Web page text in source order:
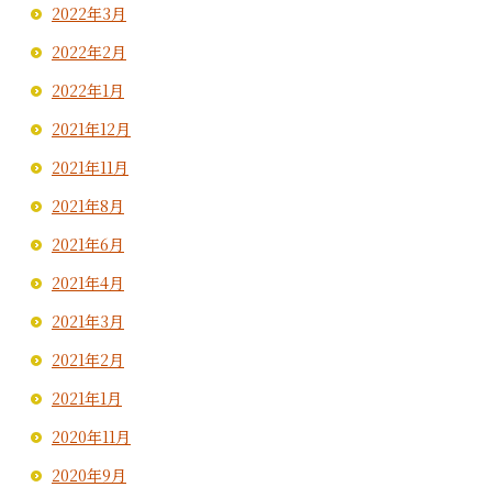
2022年3月
2022年2月
2022年1月
2021年12月
2021年11月
2021年8月
2021年6月
2021年4月
2021年3月
2021年2月
2021年1月
2020年11月
2020年9月